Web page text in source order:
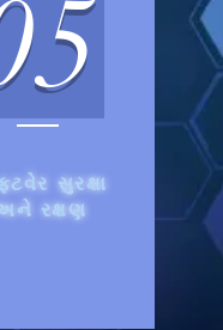
સુરક્ષા
રક્ષણ